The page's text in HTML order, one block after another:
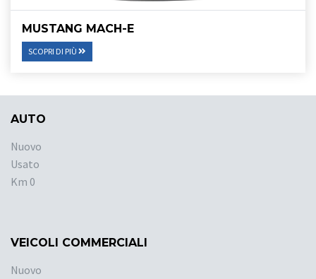
MUSTANG MACH-E
SCOPRI DI PIÙ
AUTO
Nuovo
Usato
Km 0
VEICOLI COMMERCIALI
Nuovo